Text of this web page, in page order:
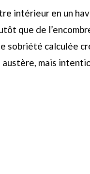
intérieur en un
que de
sobriété calculée
mais